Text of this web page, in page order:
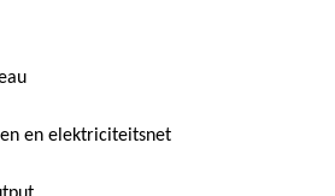
en elektriciteitsnet